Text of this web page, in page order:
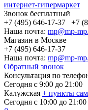
интернет-гипермаркет
Звонок бесплатный
+7 (495) 646-17-37
+7
Наша почта: mp@mp-
Магазин в Москве
+7 (495) 646-17-37
Наша почта: mp@mp-
Обратный звонок
Консультация по
Сегодня с 9:00 до 21:00
Калужская + пункты
Сегодня с 10:00 до 21:00